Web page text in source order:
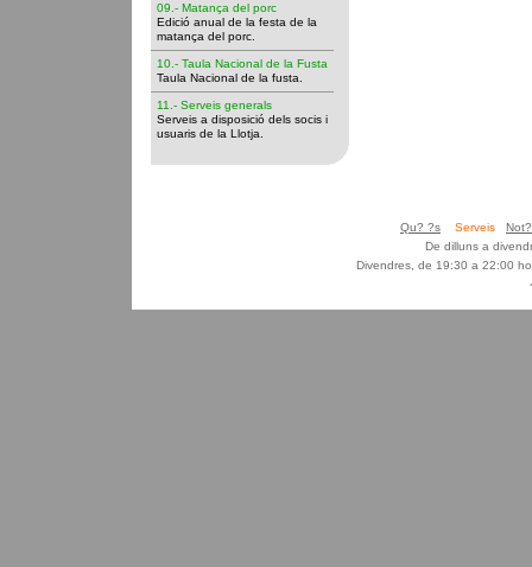
09.- Matança del porc
Edició anual de la festa de la
matança del porc.
10.- Taula Nacional de la Fusta
Taula Nacional de la fusta.
11.- Serveis generals
Serveis a disposició dels socis i
usuaris de la Llotja.
Qu? ?s Serveis
De dilluns a
Divendres, de 19:30 a 22:00